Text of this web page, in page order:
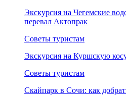
Экскурсия на Чегемские
перевал Актопрак
Советы туристам
Экскурсия на Куршскую
Советы туристам
Скайпарк в Сочи: как